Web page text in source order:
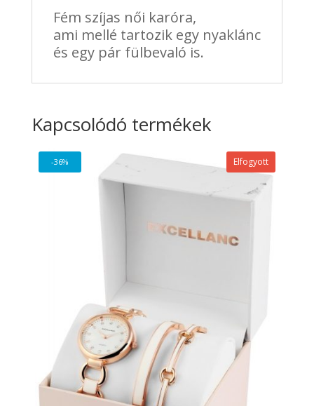
Fém szíjas női karóra,
ami mellé tartozik egy nyaklánc
és egy pár fülbevaló is.
Kapcsolódó termékek
-36% Elfogyott